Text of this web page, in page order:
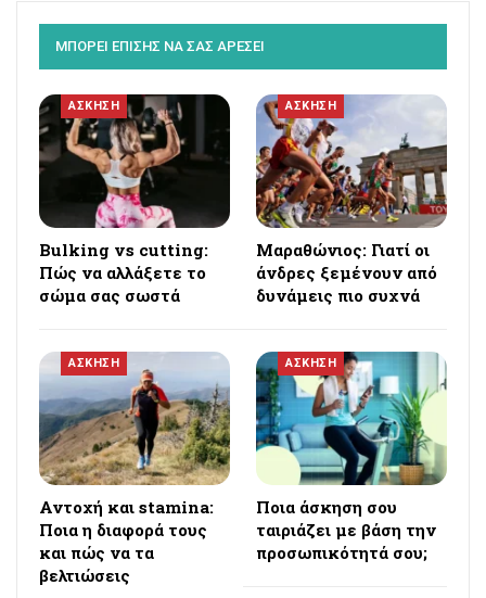
ΜΠΟΡΕΙ ΕΠΙΣΗΣ ΝΑ ΣΑΣ ΑΡΕΣΕΙ
ΑΣΚΗΣΗ
Bulking vs cutting:
Πώς να αλλάξετε το
σώμα σας σωστά
ΑΣΚΗΣΗ
Μαραθώνιος: Γιατί οι
άνδρες ξεμένουν από
δυνάμεις πιο συχνά
ΑΣΚΗΣΗ
Αντοχή και stamina:
Ποια η διαφορά τους
και πώς να τα
βελτιώσεις
ΑΣΚΗΣΗ
Ποια άσκηση σου
ταιριάζει με βάση την
προσωπικότητά σου;